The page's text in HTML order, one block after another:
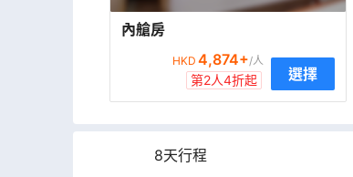
內艙房
HKD 4,874+/人
第2人4折起 選擇
8天行程